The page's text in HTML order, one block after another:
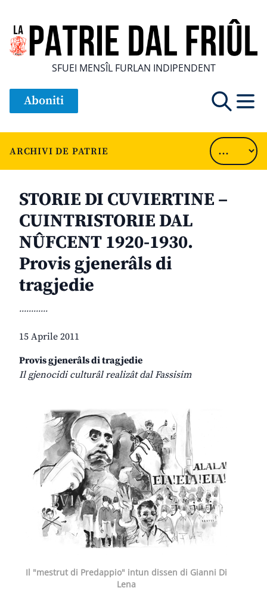
SFUEI MENSÎL FURLAN INDIPENDENT
Aboniti
ARCHIVI DE PATRIE
STORIE DI CUVIERTINE –
CUINTRISTORIE DAL
NÛFCENT 1920-1930.
Provis gjenerâls di
tragjedie
............
15 Aprile 2011
Provis gjenerâls di tragjedie
Il gjenocidi culturâl realizât dal Fassisim
Il "mestrut di Predappio" intun dissen di Gianni Di
Lena